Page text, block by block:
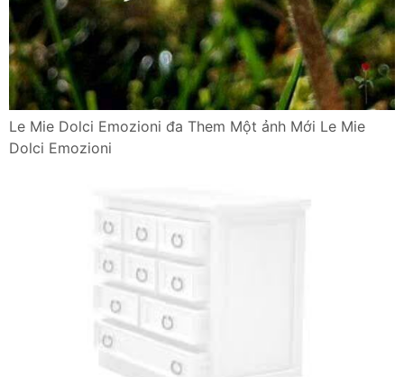
Le Mie Dolci Emozioni đa Them Một ảnh Mới Le Mie
Dolci Emozioni